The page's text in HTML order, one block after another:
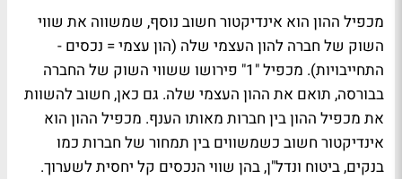
מכפיל ההון הוא אינדיקטור חשוב נוסף, שמשווה את שווי
השוק של חברה להון העצמי שלה (הון עצמי = נכסים -
התחייבויות). מכפיל "1" פירושו ששווי השוק של החברה
בבורסה, תואם את ההון העצמי שלה. גם כאן, חשוב להשוות
את מכפיל ההון בין חברות מאותו הענף. מכפיל ההון הוא
אינדיקטור חשוב כשמשווים בין תמחור של חברות כמו
בנקים, ביטוח ונדל"ן, בהן שווי הנכסים קל יחסית לשערוך.